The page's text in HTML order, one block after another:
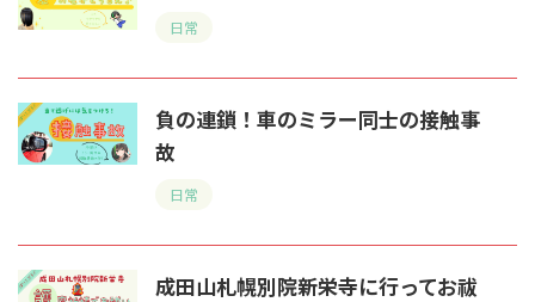
日常
負の連鎖！車のミラー同士の接触事
故
日常
成田山札幌別院新栄寺に行ってお祓